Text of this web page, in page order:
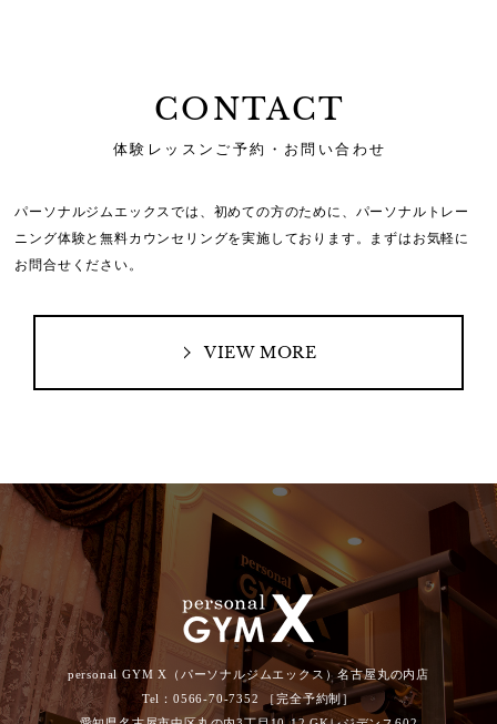
CONTACT
体験レッスンご予約・お問い合わせ
パーソナルジムエックスでは、初めての方のために、 パーソナルトレー
ニング体験と無料カウンセリングを実施しております。
まずはお気軽に
お問合せください。
VIEW MORE
personal GYM X（パーソナルジムエックス）名古屋丸の内店
Tel：0566-70-7352 ［完全予約制］